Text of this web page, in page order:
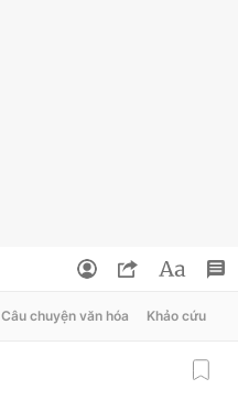
Câu chuyện văn hóa Khảo cứu